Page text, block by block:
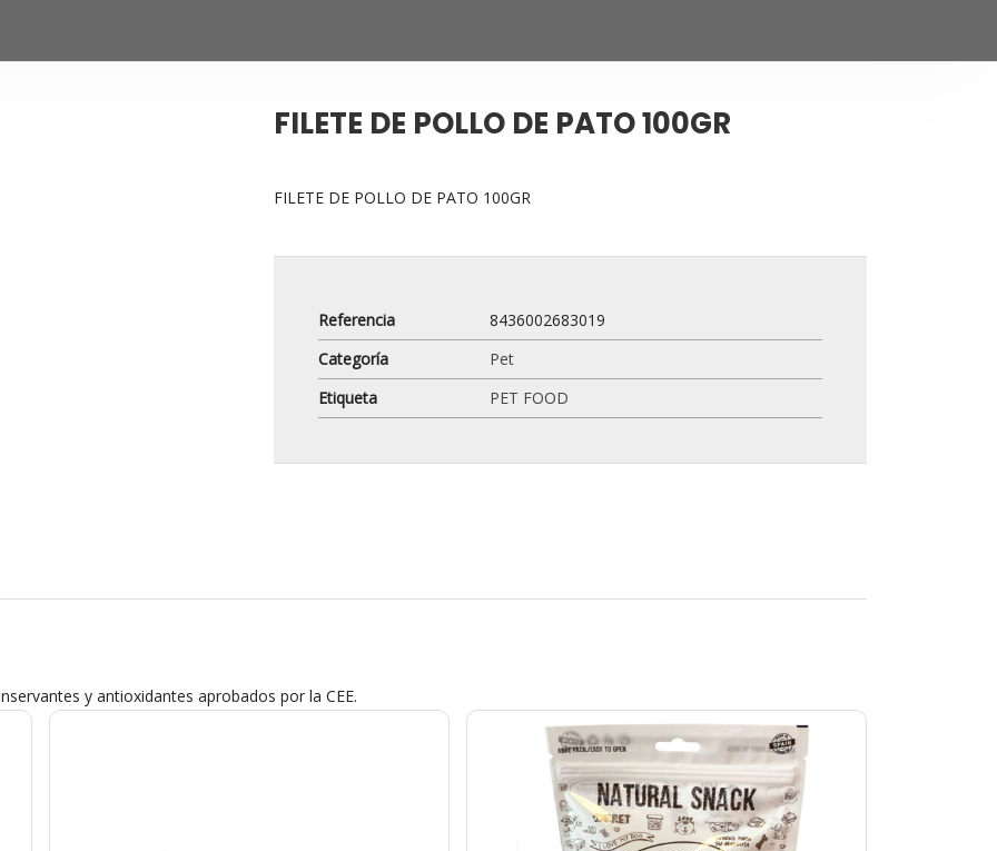
FILETE DE POLLO DE PATO 100GR
FILETE DE POLLO DE PATO 100GR
Referencia
8436002683019
Categoría
Pet
Etiqueta
PET FOOD
y antioxidantes aprobados por la CEE.